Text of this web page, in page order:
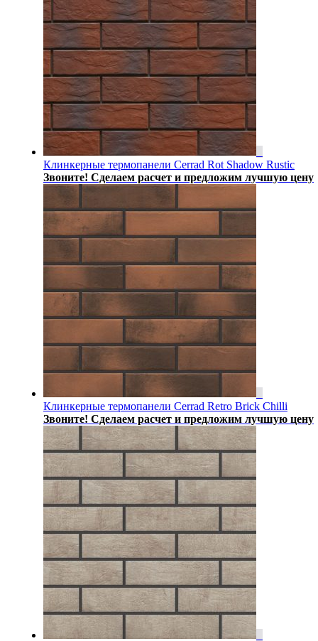
Клинкерные термопанели Cerrad Rot Shadow Rustic
Звоните! Сделаем расчет и предложим лучшую цену
Клинкерные термопанели Cerrad Retro Brick Chilli
Звоните! Сделаем расчет и предложим лучшую цену